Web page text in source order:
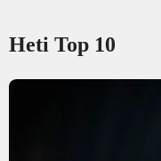
Heti Top 10